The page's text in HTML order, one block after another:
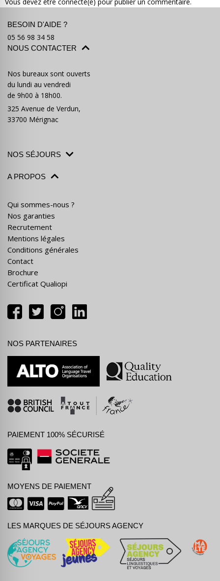
BESOIN D'AIDE ?
05 56 98 34 58
NOUS CONTACTER
Nos bureaux sont ouverts
du lundi au vendredi
de 9h00 à 18h00.
325 Avenue de Verdun,
33700 Mérignac
NOS SÉJOURS
A PROPOS
Qui sommes-nous ?
Nos garanties
Recrutement
Mentions légales
Conditions générales
Contact
Brochure
Certificat Qualiopi
NOS PARTENAIRES
PAIEMENT 100% SÉCURISÉ
MOYENS DE PAIEMENT
LES MARQUES DE SÉJOURS AGENCY